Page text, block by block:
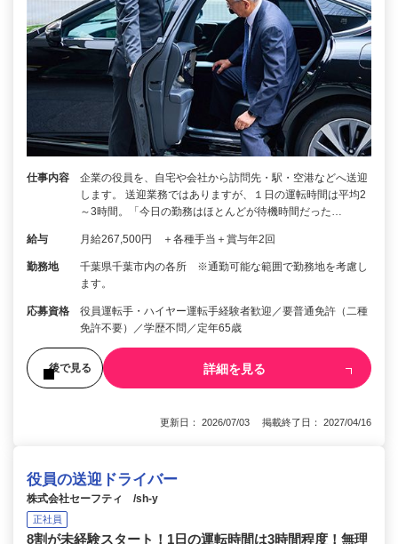
仕事内容
企業の役員を、自宅や会社から訪問先・駅・空港などへ送迎
します。 送迎業務ではありますが、１日の運転時間は平均2
～3時間。「今日の勤務はほとんどが待機時間だった…
給与 月給267,500円 ＋各種手当＋賞与年2回
勤務地
千葉県千葉市内の各所 ※通勤可能な範囲で勤務地を考慮し
ます。
応募資格
役員運転手・ハイヤー運転手経験者歓迎／要普通免許（二種
免許不要）／学歴不問／定年65歳
後で見る 詳細を見る
更新日： 2026/07/03 掲載終了日： 2027/04/16
役員の送迎ドライバー
株式会社セーフティ /sh-y
正社員
8割が未経験スタート！1日の運転時間は3時間程度！無理